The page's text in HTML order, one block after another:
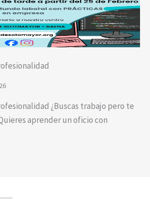
¿Buscas trabajo pero te
aprender un oficio con